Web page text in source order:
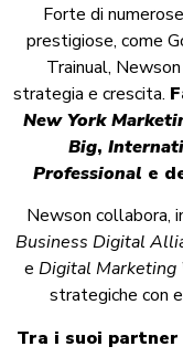
Forte di
prestigiose, come
Trainual,
strategia e crescita.
New York
Big,
Professional e
Newson collabora,
Business Digital
e Digital Marketing
strategiche con
Tra i suoi partner